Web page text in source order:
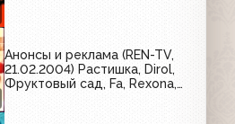
Анонсы и реклама (REN-TV,
21.02.2004) Растишка, Dirol,
Фруктовый сад, Fa, Rexona,